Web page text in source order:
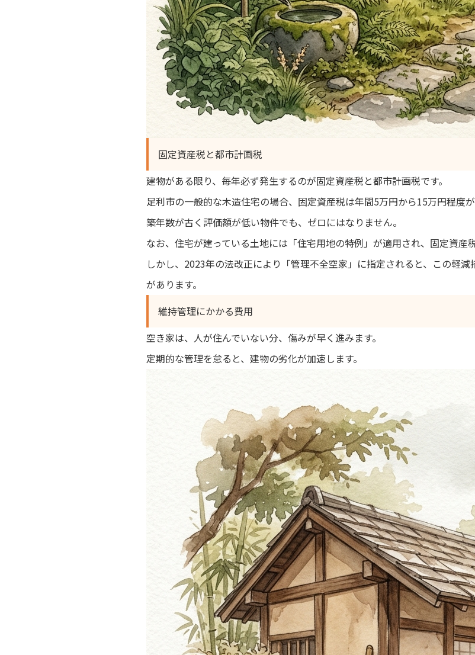
固定資産税と都市計画税
建物がある限り、毎年必ず発生するのが固定資産税と都市計画税です。
足利市の一般的な木造住宅の場合、固定資産税は年間5万円から15万円程度が
築年数が古く評価額が低い物件でも、ゼロにはなりません。
なお、住宅が建っている土地には「住宅用地の特例」が適用され、固定資産
しかし、2023年の法改正により「管理不全空家」に指定されると、この軽
があります。
維持管理にかかる費用
空き家は、人が住んでいない分、傷みが早く進みます。
定期的な管理を怠ると、建物の劣化が加速します。